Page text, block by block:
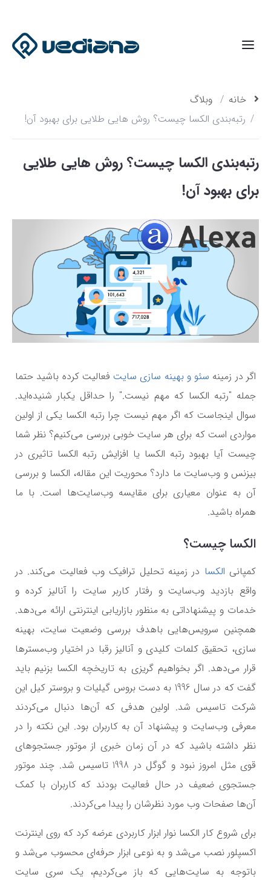
خانه
وبلاگ
رتبه‌بندی الکسا چیست؟ روش هایی طلایی برای بهبود آن!
رتبه‌بندی الکسا چیست؟ روش هایی طلایی
برای بهبود آن!
اگر در زمینه سئو و بهینه سازی سایت فعالیت کرده باشید حتما
جمله "رتبه الکسا که مهم نیست." را حداقل یکبار شنیده‌اید.
سوال اینجاست که اگر مهم نیست چرا رتبه الکسا یکی از اولین
مواردی است که برای هر سایت خوبی بررسی می‌کنیم؟ نظر شما
چیست آیا بهبود رتبه الکسا یا افزایش رتبه الکسا تاثیری در
بیزنس و وب‌سایت ما دارد؟ محوریت این مقاله، الکسا و بررسی
آن به عنوان معیاری برای مقایسه وب‌سایت‌ها است. با ما
همراه باشید.
الکسا چیست؟
کمپانی الکسا در زمینه تحلیل ترافیک وب فعالیت می‌کند. در
واقع بازدید وب‌سایت و رفتار کاربر سایت را آنالیز کرده و
خدمات و پیشنهاداتی به منظور بازاریابی اینترنتی ارائه می‌دهد.
همچنین سرویس‌هایی باهدف بررسی وضعیت سایت، بهینه
سازی، تحقیق کلمات کلیدی و آنالیز رقبا در اختیار وب‌مسترها
قرار می‌دهد. اگر بخواهیم گریزی به تاریخچه الکسا بزنیم باید
گفت که در سال 1996 به دست بروس گیلیات و بروستر کیل این
شرکت تاسیس شد. اولین هدفی که آن‌ها دنبال می‌کردند
معرفی وب‌سایت‌ و پیشنهاد آن به کاربران بود. این نکته را در
نظر داشته باشید که در آن زمان خبری از موتور جستجوهای
قوی مثل امروز نبود و گوگل در 1998 تاسیس شد. چند موتور
جستجوی ضعیف در حال فعالیت بودند که کاربران با کمک
آن‌ها صفحات وب مورد نظرشان را پیدا می‌کردند.
برای شروع کار الکسا نوار ابزار کاربردی عرضه کرد که روی اینترنت
اکسپلور نصب می‌شد و به نوعی ابزار حرفه‌ای محسوب می‌شد و
باتوجه به سایت‌هایی که باز می‌کردیم، یک سری سایت